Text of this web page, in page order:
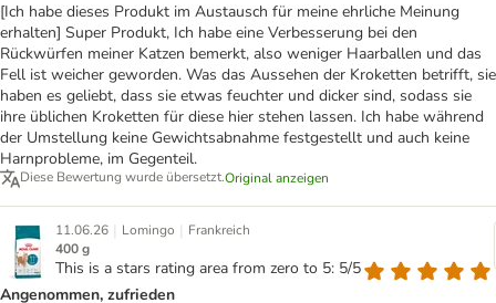
[Ich habe dieses Produkt im Austausch für meine ehrliche Meinung
erhalten] Super Produkt, Ich habe eine Verbesserung bei den
Rückwürfen meiner Katzen bemerkt, also weniger Haarballen und das
Fell ist weicher geworden. Was das Aussehen der Kroketten betrifft, sie
haben es geliebt, dass sie etwas feuchter und dicker sind, sodass sie
ihre üblichen Kroketten für diese hier stehen lassen. Ich habe während
der Umstellung keine Gewichtsabnahme festgestellt und auch keine
Harnprobleme, im Gegenteil.
Diese Bewertung wurde übersetzt.Original anzeigen
11.06.26 | Lomingo | Frankreich
400 g
This is a stars rating area from zero to 5: 5/5
Angenommen, zufrieden